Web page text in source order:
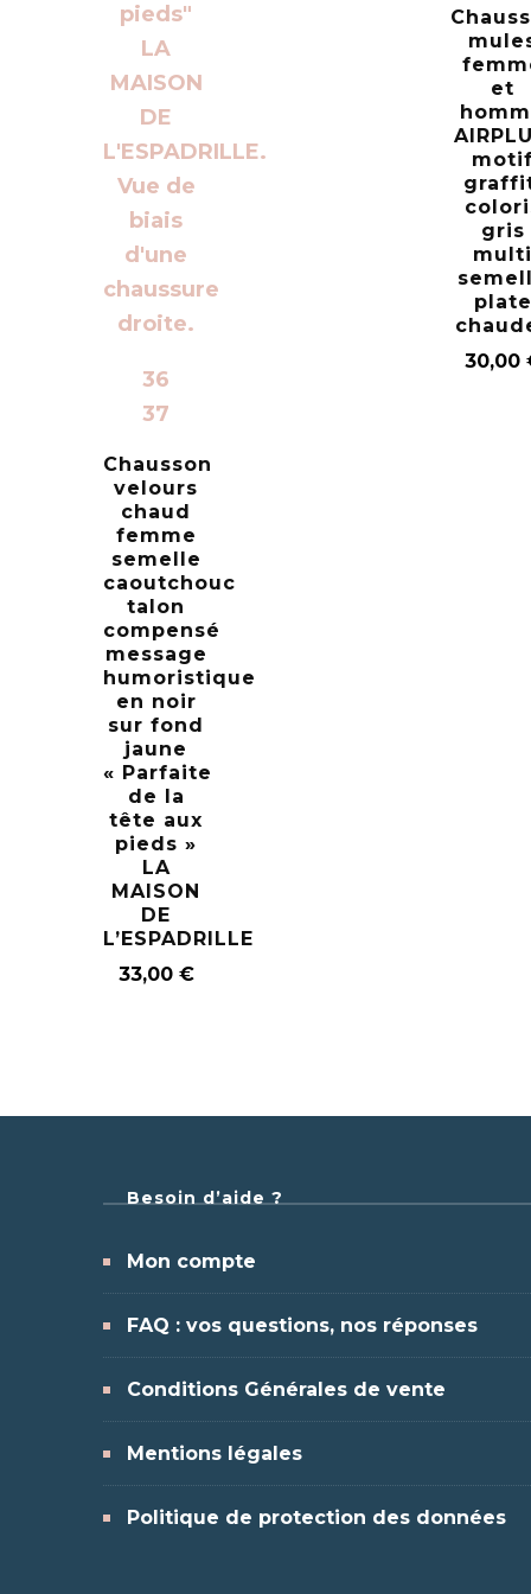
36
37
Chausson
velours
chaud
femme
semelle
caoutchouc
talon
compensé
message
humoristique
en noir
sur fond
jaune
« Parfaite
de la
tête aux
pieds »
LA
MAISON
DE
L’ESPADRILLE
33,00 €
et
gris
plate
30,00
Besoin d’aide ?
Mon compte
FAQ : vos questions, nos réponses
Conditions Générales de vente
Mentions légales
Politique de protection des données